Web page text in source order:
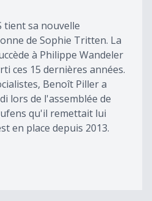
tient sa nouvelle
de Sophie Tritten. La
à Philippe Wandeler
ces 15 dernières années.
Benoît Piller a
lors de l'assemblée de
qu'il remettait lui
en place depuis 2013.